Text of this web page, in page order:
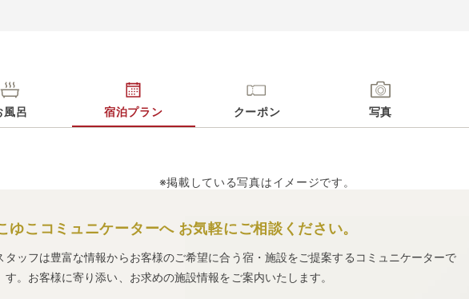
風呂 宿泊プラン クーポン 写真
※掲載している写真はイメージです。
ゆこコミュニケーターへ お気軽にご相談ください。
タッフは豊富な情報からお客様のご希望に合う宿・施設をご提案するコミュニケーターで
す。お客様に寄り添い、お求めの施設情報をご案内いたします。